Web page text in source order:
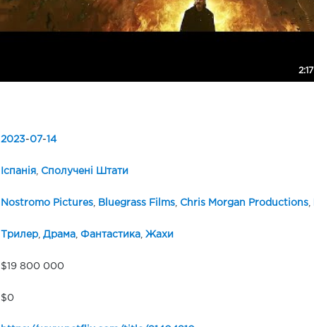
2:17
2023-07-14
Іспанія, Сполучені Штати
Nostromo Pictures, Bluegrass Films, Chris Morgan Productions,
Трилер, Драма, Фантастика, Жахи
$19 800 000
$0